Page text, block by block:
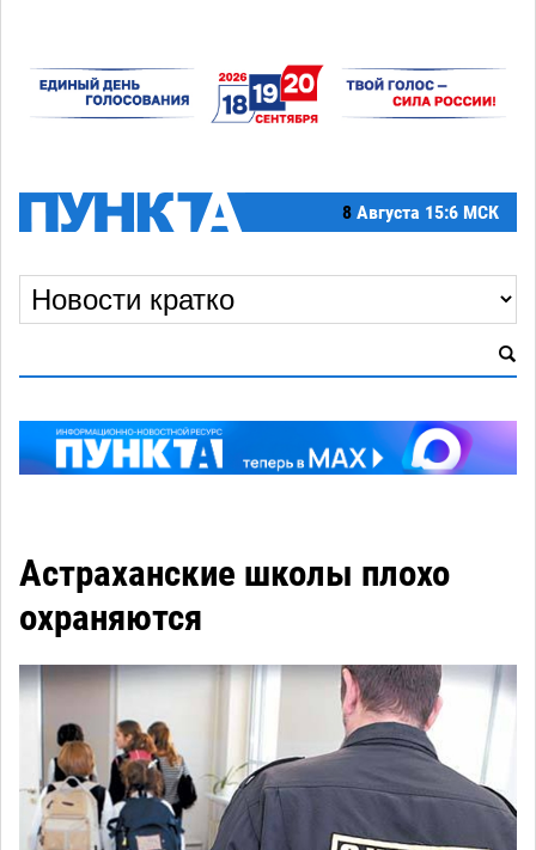
8 Августа 15:6 МСК
Астраханские школы плохо
охраняются